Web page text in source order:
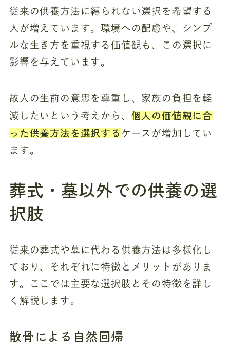
従来の供養方法に縛られない選択を希望する
人が増えています。環境への配慮や、シンプ
ルな生き方を重視する価値観も、この選択に
影響を与えています。
故人の生前の意思を尊重し、家族の負担を軽
減したいという考えから、 個人の価値観に合
った供養方法を選択するケースが増加してい
ます。
葬式・墓以外での供養の選
択肢
従来の葬式や墓に代わる供養方法は多様化し
ており、それぞれに特徴とメリットがありま
す。ここでは主要な選択肢とその特徴を詳し
く解説します。
散骨による自然回帰